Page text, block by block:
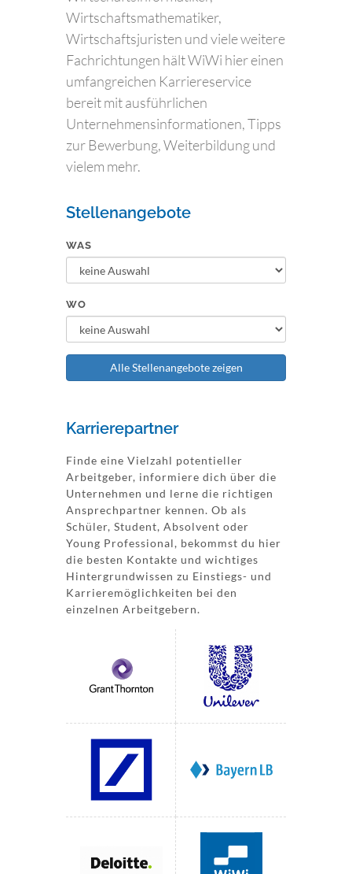
Wirtschaftsmathematiker,
Wirtschaftsjuristen und viele weitere
Fachrichtungen hält WiWi hier einen
umfangreichen Karriereservice
bereit mit ausführlichen
Unternehmensinformationen, Tipps
zur Bewerbung, Weiterbildung und
vielem mehr.
Stellenangebote
WAS
WO
Alle Stellenangebote zeigen
Karrierepartner
Finde eine Vielzahl potentieller
Arbeitgeber, informiere dich über die
Unternehmen und lerne die richtigen
Ansprechpartner kennen. Ob als
Schüler, Student, Absolvent oder
Young Professional, bekommst du hier
die besten Kontakte und wichtiges
Hintergrundwissen zu Einstiegs- und
Karrieremöglichkeiten bei den
einzelnen Arbeitgebern.